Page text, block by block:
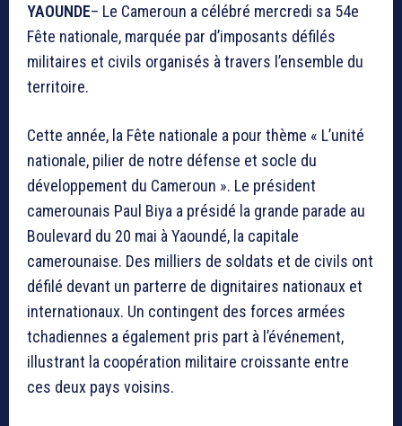
YAOUNDE– Le Cameroun a célébré mercredi sa 54e
Fête nationale, marquée par d’imposants défilés
militaires et civils organisés à travers l’ensemble du
territoire.
Cette année, la Fête nationale a pour thème « L’unité
nationale, pilier de notre défense et socle du
développement du Cameroun ». Le président
camerounais Paul Biya a présidé la grande parade au
Boulevard du 20 mai à Yaoundé, la capitale
camerounaise. Des milliers de soldats et de civils ont
défilé devant un parterre de dignitaires nationaux et
internationaux. Un contingent des forces armées
tchadiennes a également pris part à l’événement,
illustrant la coopération militaire croissante entre
ces deux pays voisins.